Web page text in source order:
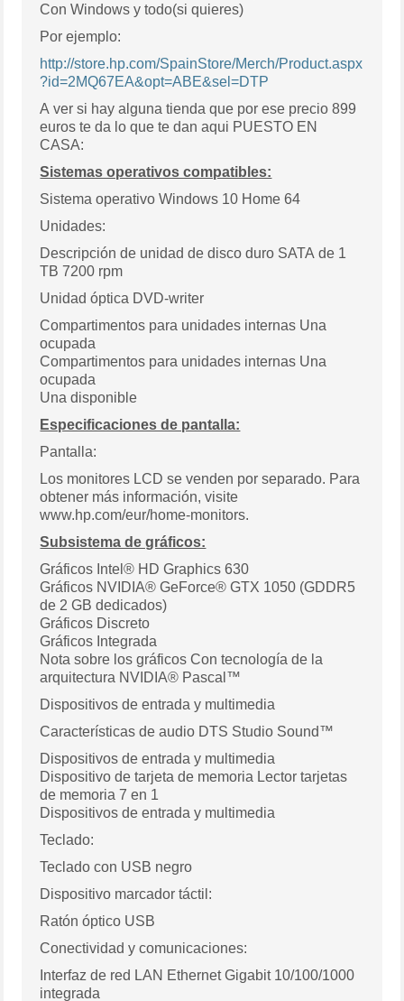
Con Windows y todo(si quieres)
Por ejemplo:
http://store.hp.com/SpainStore/Merch/Product.aspx
?id=2MQ67EA&opt=ABE&sel=DTP
A ver si hay alguna tienda que por ese precio 899
euros te da lo que te dan aqui PUESTO EN
CASA:
Sistemas operativos compatibles:
Sistema operativo Windows 10 Home 64
Unidades:
Descripción de unidad de disco duro SATA de 1
TB 7200 rpm
Unidad óptica DVD-writer
Compartimentos para unidades internas Una
ocupada
Compartimentos para unidades internas Una
ocupada
Una disponible
Especificaciones de pantalla:
Pantalla:
Los monitores LCD se venden por separado. Para
obtener más información, visite
www.hp.com/eur/home-monitors.
Subsistema de gráficos:
Gráficos Intel® HD Graphics 630
Gráficos NVIDIA® GeForce® GTX 1050 (GDDR5
de 2 GB dedicados)
Gráficos Discreto
Gráficos Integrada
Nota sobre los gráficos Con tecnología de la
arquitectura NVIDIA® Pascal™
Dispositivos de entrada y multimedia
Características de audio DTS Studio Sound™
Dispositivos de entrada y multimedia
Dispositivo de tarjeta de memoria Lector tarjetas
de memoria 7 en 1
Dispositivos de entrada y multimedia
Teclado:
Teclado con USB negro
Dispositivo marcador táctil:
Ratón óptico USB
Conectividad y comunicaciones:
Interfaz de red LAN Ethernet Gigabit 10/100/1000
integrada